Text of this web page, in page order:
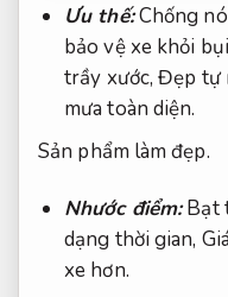
Ưu thế:Chống
bảo vệ xe khỏi
trầy xước,Đẹp tự
mưa toàn diện.
Sản phẩm làm đẹp.
Nhước điểm:Bạt
dạng thời gian,
xe hơn.